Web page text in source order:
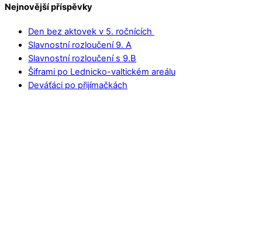
Nejnovější příspěvky
Den bez aktovek v 5. ročnících
Slavnostní rozloučení 9. A
Slavnostní rozloučení s 9.B
Šiframi po Lednicko-valtickém areálu
Deváťáci po přijímačkách